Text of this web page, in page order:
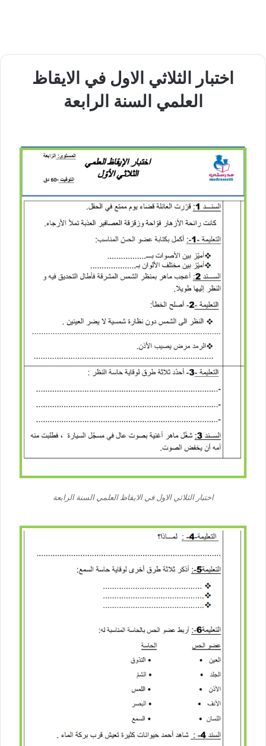
اختبار الثلاثي الاول في الايقاظ
العلمي السنة الرابعة
اختبار الثلاثي الاول في الايقاظ العلمي السنة الرابعة